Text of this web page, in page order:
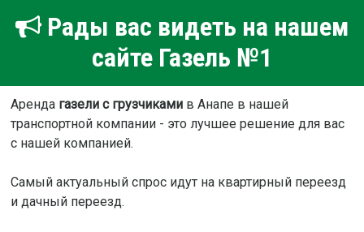
Рады вас видеть на нашем
сайте Газель №1
Аренда газели с грузчикамив Анапе в нашей
транспортной компании - это лучшее решение для вас
с нашей компанией.
Самый актуальный спрос идут на квартирный переезд
и дачный переезд.